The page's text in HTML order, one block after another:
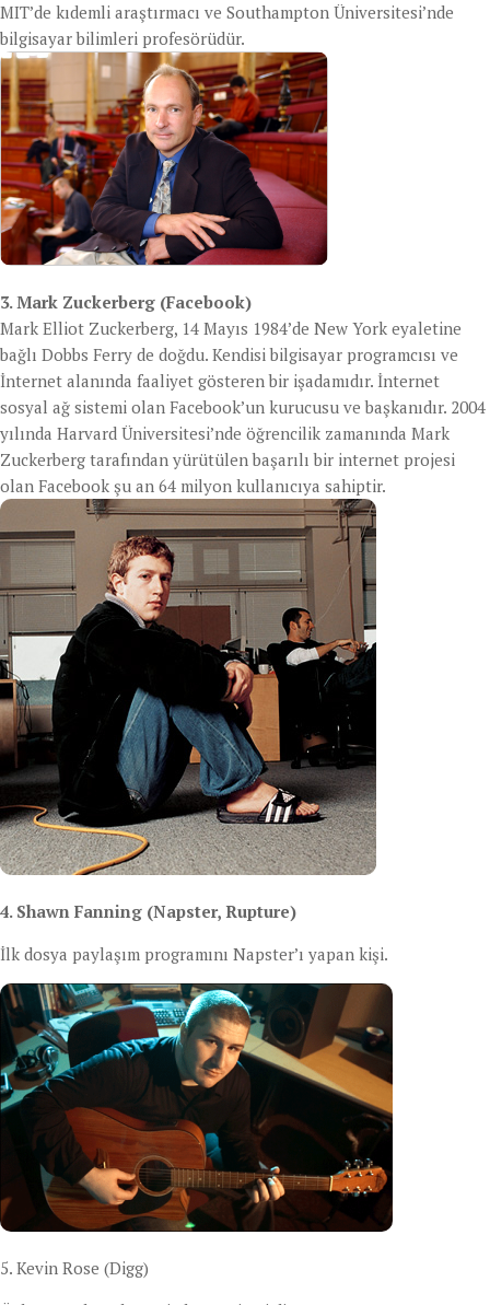
MIT’de kıdemli araştırmacı ve Southampton Üniversitesi’nde
bilgisayar bilimleri profesörüdür.
3. Mark Zuckerberg (Facebook)
Mark Elliot Zuckerberg, 14 Mayıs 1984’de New York eyaletine
bağlı Dobbs Ferry de doğdu. Kendisi bilgisayar programcısı ve
İnternet alanında faaliyet gösteren bir işadamıdır. İnternet
sosyal ağ sistemi olan Facebook’un kurucusu ve başkanıdır. 2004
yılında Harvard Üniversitesi’nde öğrencilik zamanında Mark
Zuckerberg tarafından yürütülen başarılı bir internet projesi
olan Facebook şu an 64 milyon kullanıcıya sahiptir.
4. Shawn Fanning (Napster, Rupture)
İlk dosya paylaşım programını Napster’ı yapan kişi.
5. Kevin Rose (Digg)